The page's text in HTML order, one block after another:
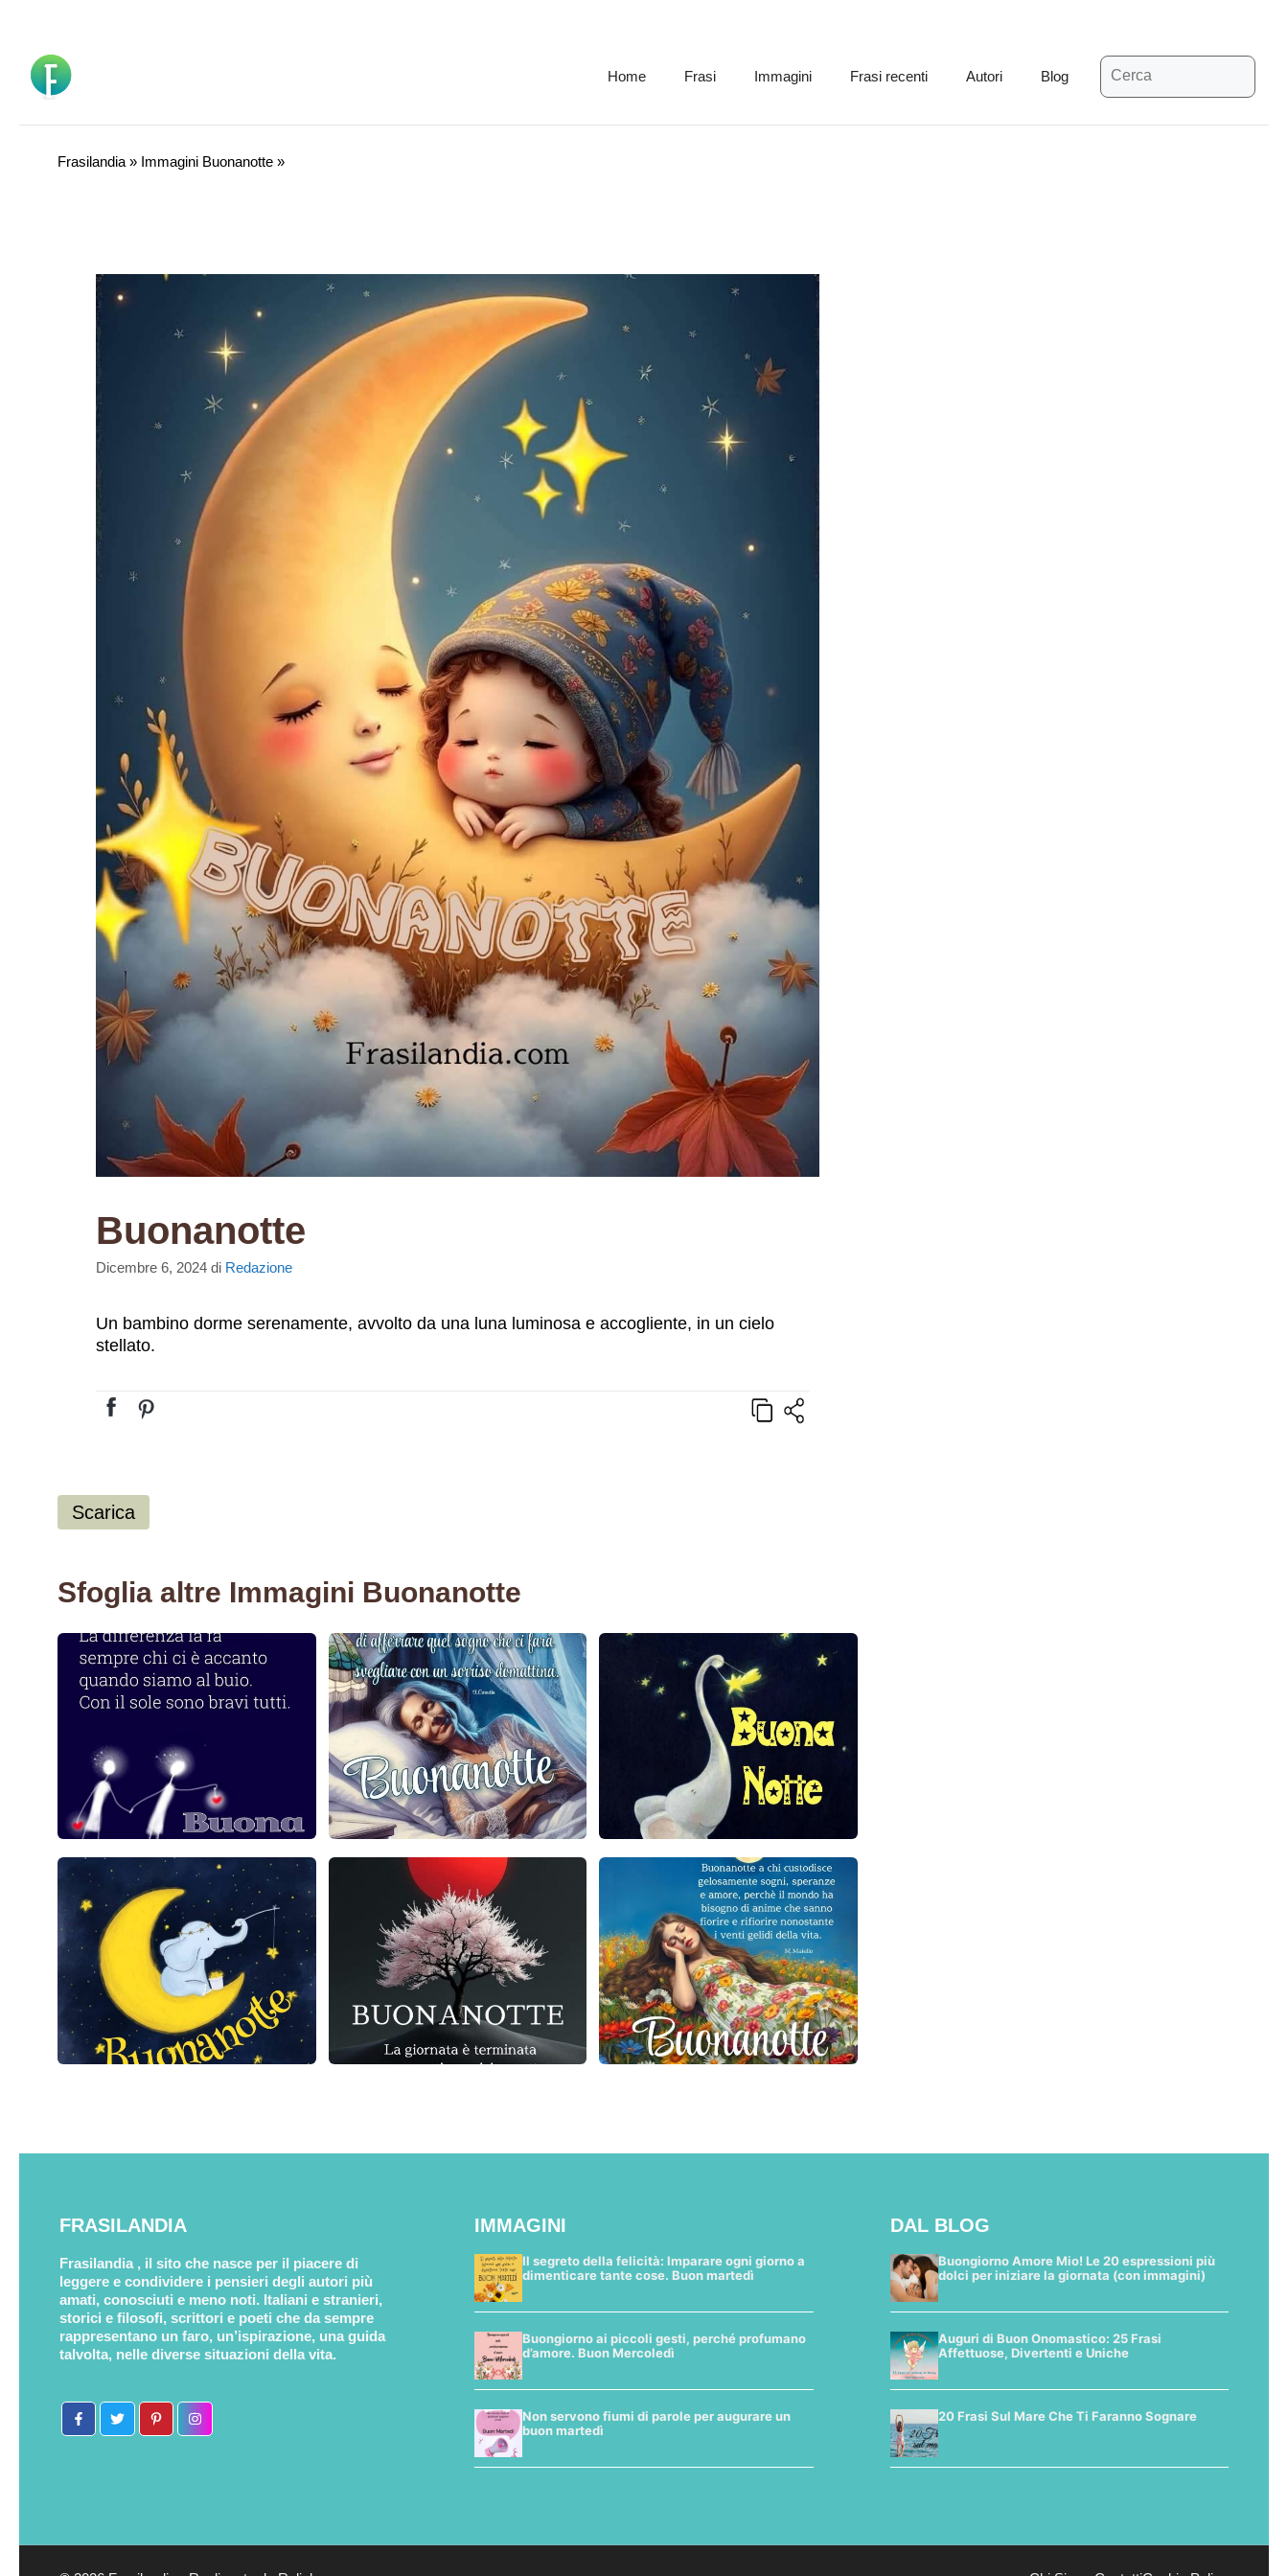
contenuto
Home Frasi Immagini Frasi recenti Autori Blog
Ricerca
per:
Frasilandia » Immagini Buonanotte »
Buonanotte
Dicembre 6, 2024 di Redazione
Un bambino dorme serenamente, avvolto da una luna luminosa e accogliente, in un cielo
stellato.
Scarica
Sfoglia altre Immagini Buonanotte
FRASILANDIA
Frasilandia , il sito che nasce per il piacere di
leggere e condividere i pensieri degli autori più
amati, conosciuti e meno noti. Italiani e stranieri,
storici e filosofi, scrittori e poeti che da sempre
rappresentano un faro, un’ispirazione, una guida
talvolta, nelle diverse situazioni della vita.
IMMAGINI
Il segreto della felicità: Imparare ogni giorno a
dimenticare tante cose. Buon martedì
Buongiorno ai piccoli gesti, perché profumano
d’amore. Buon Mercoledì
Non servono fiumi di parole per augurare un
buon martedì
DAL BLOG
Buongiorno Amore Mio! Le 20 espressioni più
dolci per iniziare la giornata (con immagini)
Auguri di Buon Onomastico: 25 Frasi
Affettuose, Divertenti e Uniche
20 Frasi Sul Mare Che Ti Faranno Sognare